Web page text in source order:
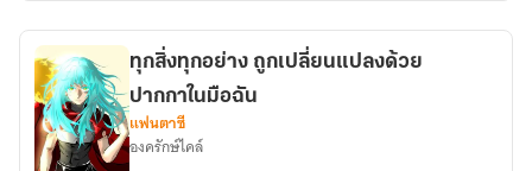
ดิน
แดน
เจ้า
หญิง
หิมะ
ทุกสิ่งทุกอย่าง ถูกเปลี่ยนแปลงด้วย
ปากกาในมือฉัน
แฟนตาซี
องครักษ์ไคล์